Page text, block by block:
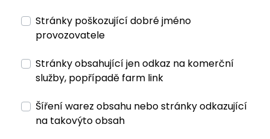
Stránky poškozující dobré jméno
provozovatele
Stránky obsahující jen odkaz na komerční
služby, popřípadě farm link
Šíření warez obsahu nebo stránky odkazující
na takovýto obsah